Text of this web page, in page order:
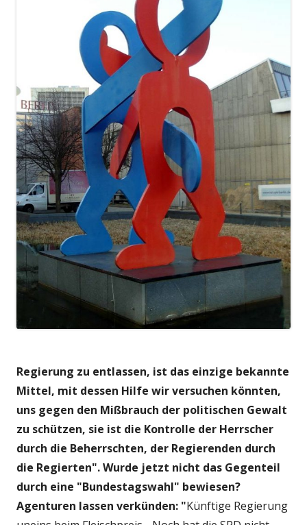
Regierung zu entlassen, ist das einzige bekannte
Mittel, mit dessen Hilfe wir versuchen könnten,
uns gegen den Mißbrauch der politischen Gewalt
zu schützen, sie ist die Kontrolle der Herrscher
durch die Beherrschten, der Regierenden durch
die Regierten". Wurde jetzt nicht das Gegenteil
durch eine "Bundestagswahl" bewiesen?
Agenturen lassen verkünden: "Künftige Regierung